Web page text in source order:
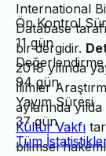
International
Database
bir dergidir.
2018 yılında
İlimler
aylarında
Kültür Vakfı
bilimsel
Ön Kontrol
11 gün
94 gün
Yayım Süresi
37 gün
Tüm